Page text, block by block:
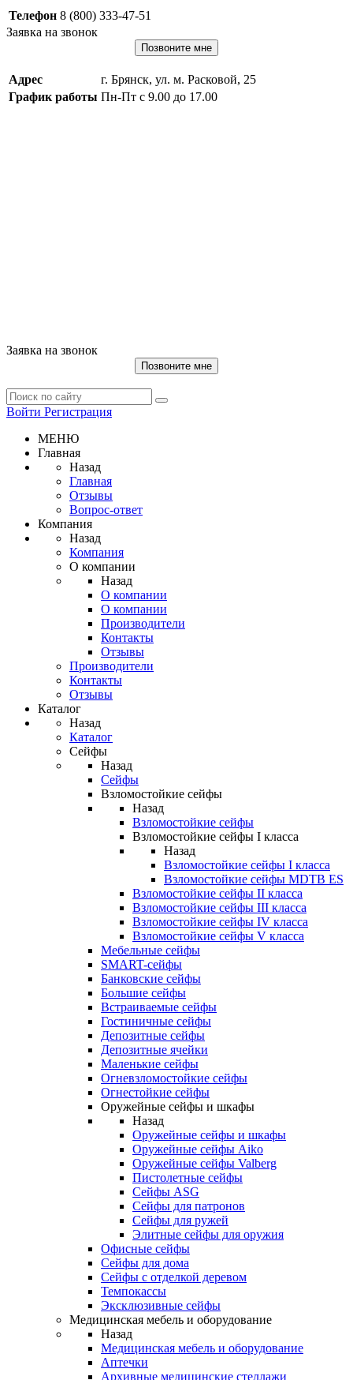
Телефон 8 (800) 333-47-51
Заявка на звонок
Позвоните мне
Адрес
г. Брянск, ул. м. Расковой, 25
График работы Пн-Пт с 9.00 до 17.00
Заявка на звонок
Позвоните мне
Войти Регистрация
МЕНЮ
Главная
Назад
Главная
Отзывы
Вопрос-ответ
Компания
Назад
Компания
О компании
Назад
О компании
О компании
Производители
Контакты
Отзывы
Производители
Контакты
Отзывы
Каталог
Назад
Каталог
Сейфы
Назад
Сейфы
Взломостойкие сейфы
Назад
Взломостойкие сейфы
Взломостойкие сейфы I класса
Назад
Взломостойкие сейфы I класса
Взломостойкие сейфы MDTB ES
Взломостойкие сейфы II класса
Взломостойкие сейфы III класса
Взломостойкие сейфы IV класса
Взломостойкие сейфы V класса
Мебельные сейфы
SMART-сейфы
Банковские сейфы
Большие сейфы
Встраиваемые сейфы
Гостиничные сейфы
Депозитные сейфы
Депозитные ячейки
Маленькие сейфы
Огневзломостойкие сейфы
Огнестойкие сейфы
Оружейные сейфы и шкафы
Назад
Оружейные сейфы и шкафы
Оружейные сейфы Aiko
Оружейные сейфы Valberg
Пистолетные сейфы
Сейфы ASG
Сейфы для патронов
Сейфы для ружей
Элитные сейфы для оружия
Офисные сейфы
Сейфы для дома
Сейфы с отделкой деревом
Темпокассы
Эксклюзивные сейфы
Медицинская мебель и оборудование
Назад
Медицинская мебель и оборудование
Аптечки
Архивные медицинские стеллажи